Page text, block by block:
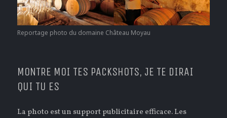
Reportage photo du domaine Château Moyau
MONTRE MOI TES PACKSHOTS, JE TE DIRAI
QUI TU ES
La photo est un support publicitaire efficace. Les